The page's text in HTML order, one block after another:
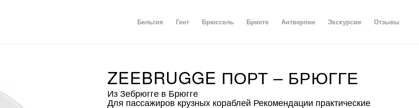
Бельгия Гент Брюссель Брюгге Антверпен Экскурсии Отзывы
ZEEBRUGGE ПОРТ – БРЮГГЕ
Из Зебрюгге в Брюгге
Для пассажиров крузных кораблей Рекомендации практические